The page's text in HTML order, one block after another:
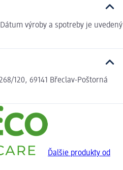
výroby a spotreby je uvedený
120, 69141 Břeclav-Poštorná
Ďalšie produkty od